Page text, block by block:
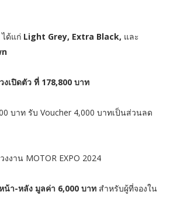
ได้แก่ Light Grey, Extra Black, และ
เปิดตัว ที่ 178,800 บาท
บาท รับ Voucher 4,000 บาทเป็นส่วนลด
งาน MOTOR EXPO 2024
น้า-หลัง มูลค่า 6,000 บาทสำหรับผู้ที่จองใน